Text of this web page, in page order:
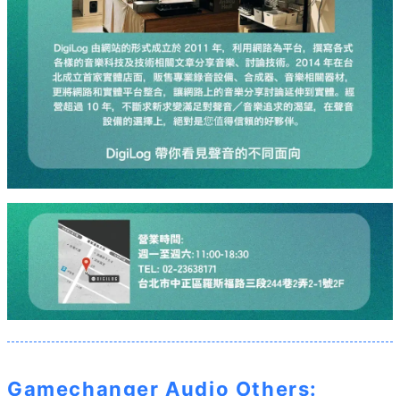
Gamechanger Audio Others: